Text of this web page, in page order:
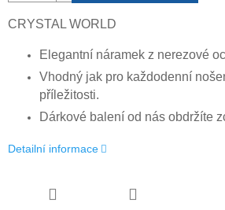
CRYSTAL WORLD
Elegantní náramek z nerezové
Vhodný jak pro každodenní
příležitosti.
Dárkové balení od nás obdržíte
Detailní informace